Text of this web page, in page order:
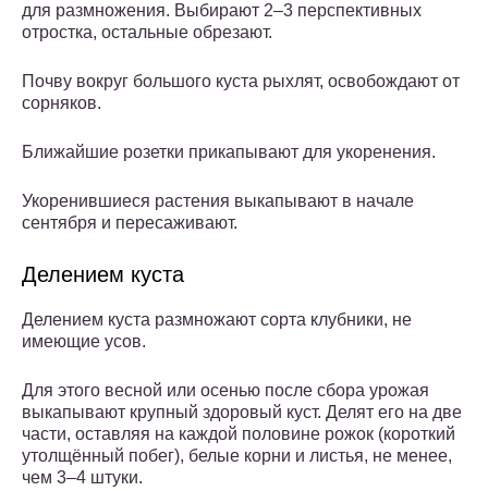
для размножения. Выбирают 2–3 перспективных
отростка, остальные обрезают.
Почву вокруг большого куста рыхлят, освобождают от
сорняков.
Ближайшие розетки прикапывают для укоренения.
Укоренившиеся растения выкапывают в начале
сентября и пересаживают.
Делением куста
Делением куста размножают сорта клубники, не
имеющие усов.
Для этого весной или осенью после сбора урожая
выкапывают крупный здоровый куст. Делят его на две
части, оставляя на каждой половине рожок (короткий
утолщённый побег), белые корни и листья, не менее,
чем 3–4 штуки.